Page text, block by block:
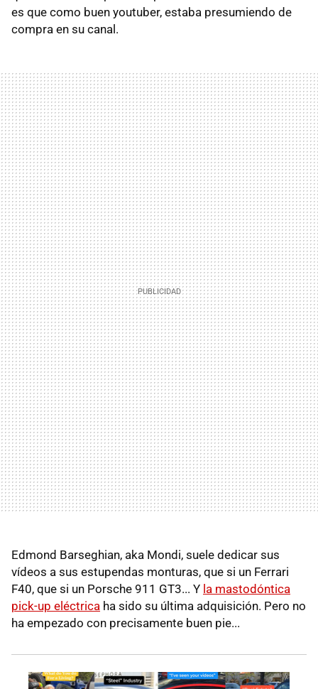
es que como buen youtuber, estaba presumiendo de
compra en su canal.
Edmond Barseghian, aka Mondi, suele dedicar sus
vídeos a sus estupendas monturas, que si un Ferrari
F40, que si un Porsche 911 GT3... Y la mastodóntica
pick-up eléctrica ha sido su última adquisición. Pero no
ha empezado con precisamente buen pie...